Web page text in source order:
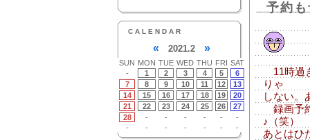
CALENDAR
« 2021.2 »
SUN MON TUE WED THU FRI SAT
-
1 2 3 4 5
6
7
8 9 10 11 12
13
14
15 16 17 18 19
20
21
22 23 24 25 26
27
28
- - - - -
-
-
- - - - - -
予約
11時過
りゃ
しない。
録画予
♪（笑）
あとはひ